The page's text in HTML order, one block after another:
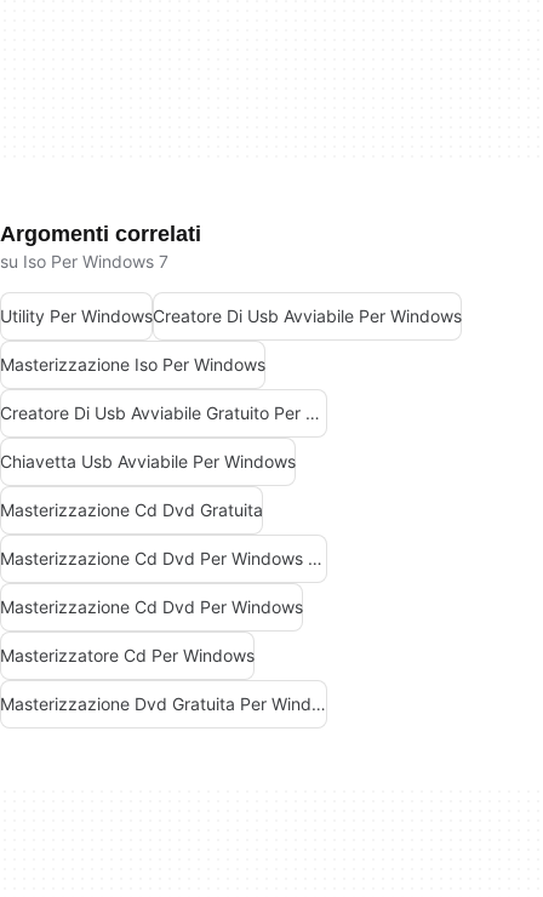
Argomenti correlati
su Iso Per Windows 7
Utility Per WindowsCreatore Di Usb Avviabile Per Windows
Masterizzazione Iso Per Windows
Creatore Di Usb Avviabile Gratuito Per Windows
Chiavetta Usb Avviabile Per Windows
Masterizzazione Cd Dvd Gratuita
Masterizzazione Cd Dvd Per Windows Gratis
Masterizzazione Cd Dvd Per Windows
Masterizzatore Cd Per Windows
Masterizzazione Dvd Gratuita Per Windows